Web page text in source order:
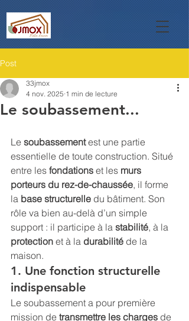
Post
Le soubassement...
33jmox
4 nov. 2025 1 min de lecture
Le soubassement est une partie
essentielle de toute construction. Situé
entre les fondations et les murs
porteurs du rez-de-chaussée, il forme
la base structurelle du bâtiment. Son
rôle va bien au-delà d’un simple
support : il participe à la stabilité, à la
protection et à la durabilité de la
maison.
1. Une fonction structurelle
indispensable
Le soubassement a pour première
mission de transmettre les charges de